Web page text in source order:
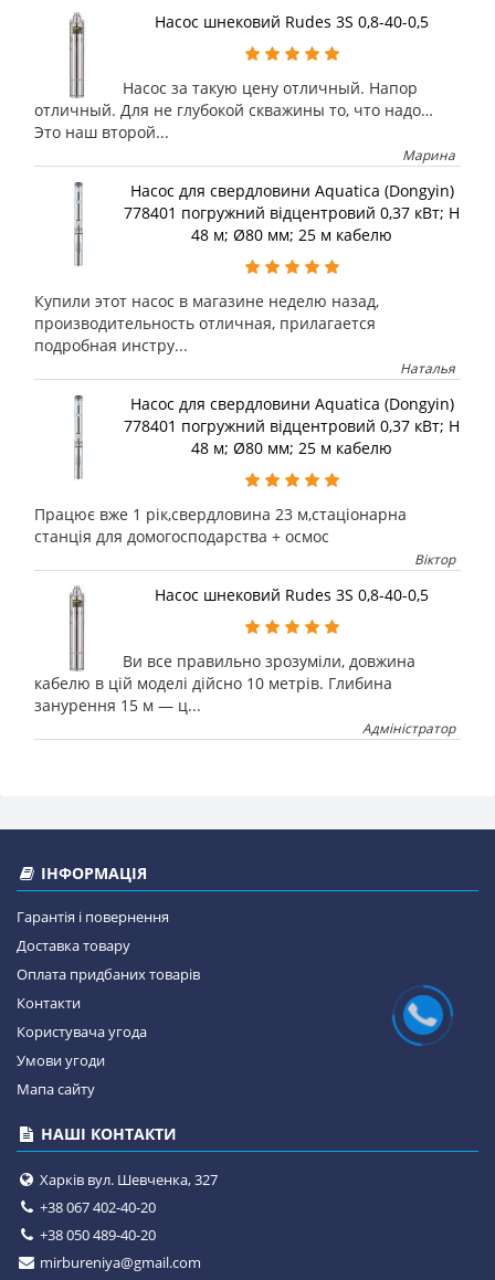
Насос шнековий Rudes 3S 0,8-40-0,5
Насос за такую цену отличный. Напор
отличный. Для не глубокой скважины то, что надо…
Это наш второй...
Марина
Насос для свердловини Aquatica (Dongyin)
778401 погружний відцентровий 0,37 кВт; H
48 м; Ø80 мм; 25 м кабелю
Купили этот насос в магазине неделю назад,
производительность отличная, прилагается
подробная инстру...
Наталья
Насос для свердловини Aquatica (Dongyin)
778401 погружний відцентровий 0,37 кВт; H
48 м; Ø80 мм; 25 м кабелю
Працює вже 1 рік,свердловина 23 м,стаціонарна
станція для домогосподарства + осмос
Віктор
Насос шнековий Rudes 3S 0,8-40-0,5
Ви все правильно зрозуміли, довжина
кабелю в цій моделі дійсно 10 метрів. Глибина
занурення 15 м — ц...
Адміністратор
ІНФОРМАЦІЯ
Гарантія і повернення
Доставка товару
Оплата придбаних товарів
Контакти
Користувача угода
Умови угоди
Мапа сайту
НАШІ КОНТАКТИ
Харків вул. Шевченка, 327
+38 067 402-40-20
+38 050 489-40-20
mirbureniya@gmail.com